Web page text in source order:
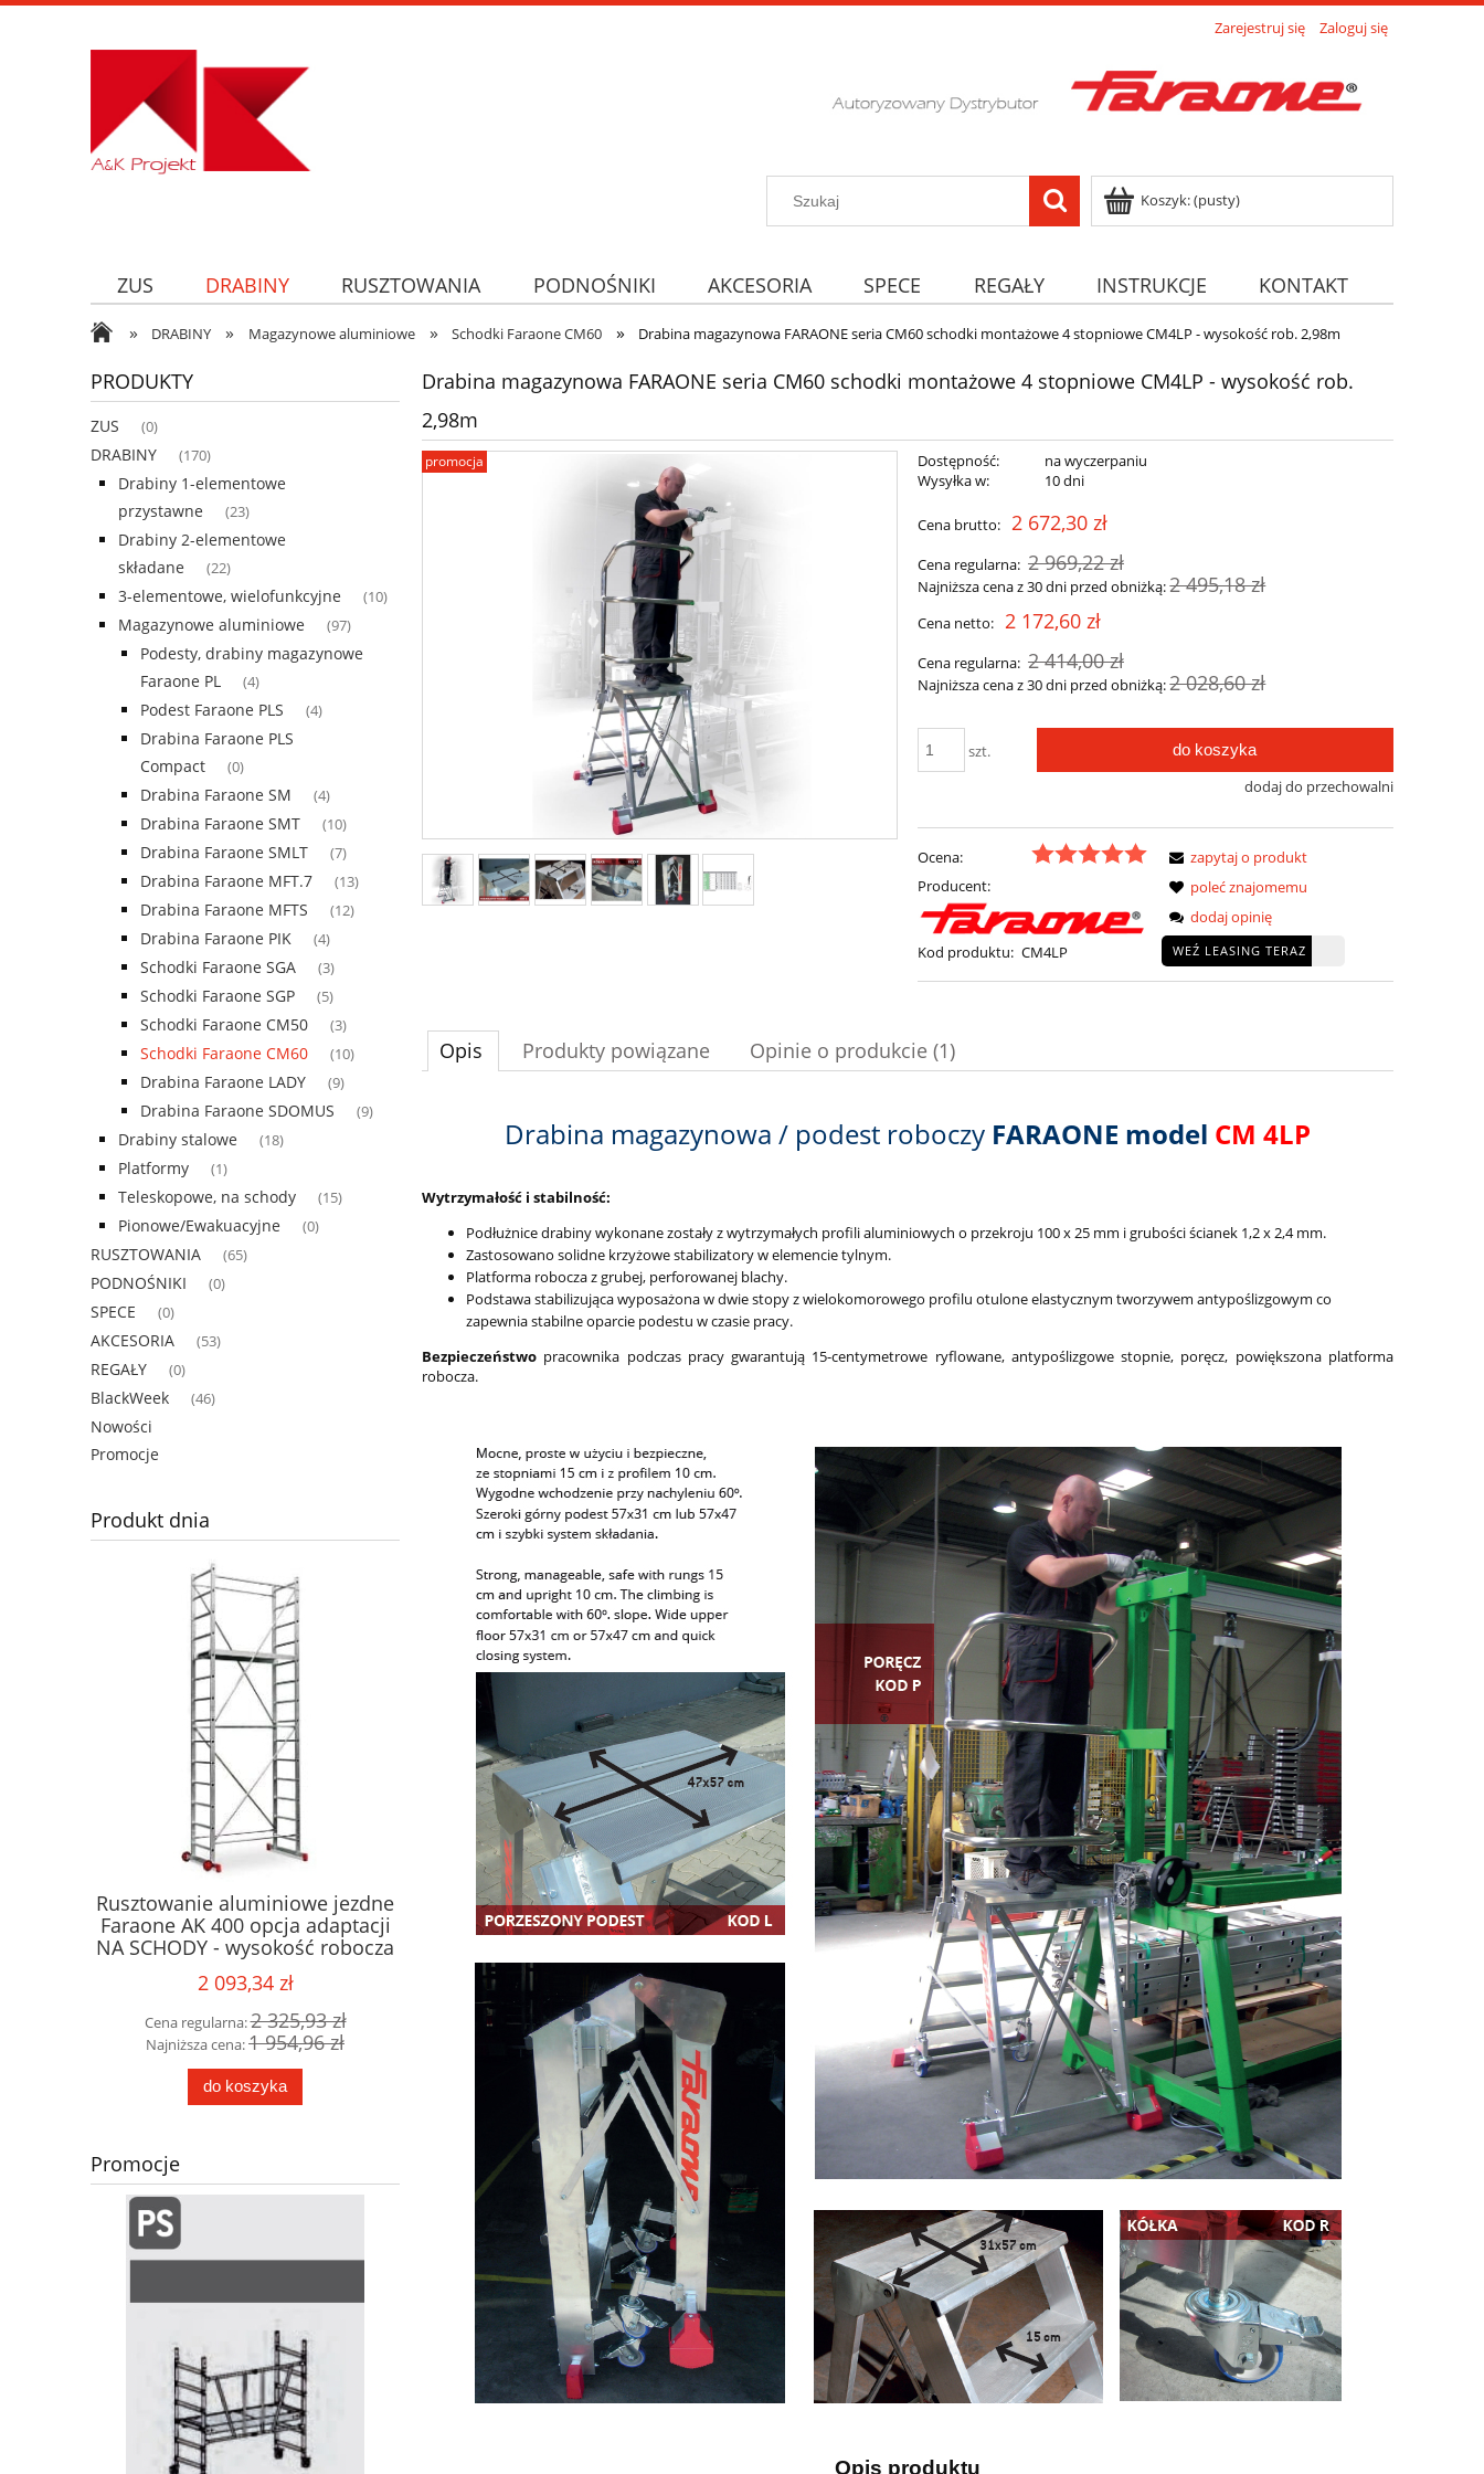
Zarejestruj się Zaloguj się
Koszyk:(pusty)
ZUS DRABINY RUSZTOWANIA PODNOŚNIKI AKCESORIA SPECE REGAŁY INSTRUKCJE KONTAKT
» DRABINY » Magazynowe aluminiowe » Schodki Faraone CM60 » Drabina magazynowa FARAONE seria CM60 schodki montażowe 4 stopniowe CM4LP - wysokość rob. 2,98m
PRODUKTY
ZUS (0)
DRABINY (170)
Drabiny 1-elementowe
przystawne
(23)
Drabiny 2-elementowe
składane
(22)
3-elementowe, wielofunkcyjne (10)
Magazynowe aluminiowe (97)
Podesty, drabiny magazynowe
Faraone PL
(4)
Podest Faraone PLS (4)
Drabina Faraone PLS
Compact
(0)
Drabina Faraone SM (4)
Drabina Faraone SMT (10)
Drabina Faraone SMLT (7)
Drabina Faraone MFT.7 (13)
Drabina Faraone MFTS (12)
Drabina Faraone PIK (4)
Schodki Faraone SGA (3)
Schodki Faraone SGP (5)
Schodki Faraone CM50 (3)
Schodki Faraone CM60 (10)
Drabina Faraone LADY (9)
Drabina Faraone SDOMUS (9)
Drabiny stalowe (18)
Platformy (1)
Teleskopowe, na schody (15)
Pionowe/Ewakuacyjne (0)
RUSZTOWANIA (65)
PODNOŚNIKI (0)
SPECE (0)
AKCESORIA (53)
REGAŁY (0)
BlackWeek (46)
Nowości
Promocje
Produkt dnia
Rusztowanie aluminiowe jezdne
Faraone AK 400 opcja adaptacji
NA SCHODY - wysokość robocza
5m
2 093,34 zł
Cena regularna:2 325,93 zł
Najniższa cena:1 954,96 zł
do koszyka
Składana platforma robocza
FARAONE SGS 3 stopnie -
1 804,41 zł
Cena regularna:2 004,90 zł
Najniższa cena: 1 685,96 zł
do koszyka
PLS5 + LADY3 Drabina
magazynowa jezdna FARAONE
na schody + drabina składana
5 407,08 zł
Najniższa cena:5 052,84 zł
do koszyka
COM180.AB Rusztowanie
aluminiowe FARAONE COMPACT
AB jezdne - wysokość robocza
3,70m
5 346,81 zł
Cena regularna:5 940,90 zł
Najniższa cena:5 035,74 zł
do koszyka
Promocje
Drabina magazynowa FARAONE seria CM60 schodki montażowe 4 stopniowe CM4LP - wysokość rob.
2,98m
promocja Dostępność:
na wyczerpaniu
Wysyłka w:
10 dni
Cena brutto: 2 672,30 zł
Cena regularna: 2 969,22 zł
Najniższa cena z 30 dni przed obniżką:2 495,18 zł
Cena netto: 2 172,60 zł
Cena regularna: 2 414,00 zł
Najniższa cena z 30 dni przed obniżką:2 028,60 zł
szt. do koszyka
dodaj do przechowalni
Ocena:
Producent:
Kod produktu: CM4LP
zapytaj o produkt
poleć znajomemu
dodaj opinię
WEŹ LEASING TERAZ
Opis Produkty powiązane Opinie o produkcie (1)
Drabina magazynowa / podest roboczy FARAONE model CM 4LP
Wytrzymałość i stabilność:
Podłużnice drabiny wykonane zostały z wytrzymałych profili aluminiowych o przekroju 100 x 25 mm i grubości ścianek 1,2 x 2,4 mm.
Zastosowano solidne krzyżowe stabilizatory w elemencie tylnym.
Platforma robocza z grubej, perforowanej blachy.
Podstawa stabilizująca wyposażona w dwie stopy z wielokomorowego profilu otulone elastycznym tworzywem antypoślizgowym co
zapewnia stabilne oparcie podestu w czasie pracy.
Bezpieczeństwo pracownika podczas pracy gwarantują 15-centymetrowe ryflowane, antypoślizgowe stopnie, poręcz, powiększona platforma
robocza.
Opis produktu